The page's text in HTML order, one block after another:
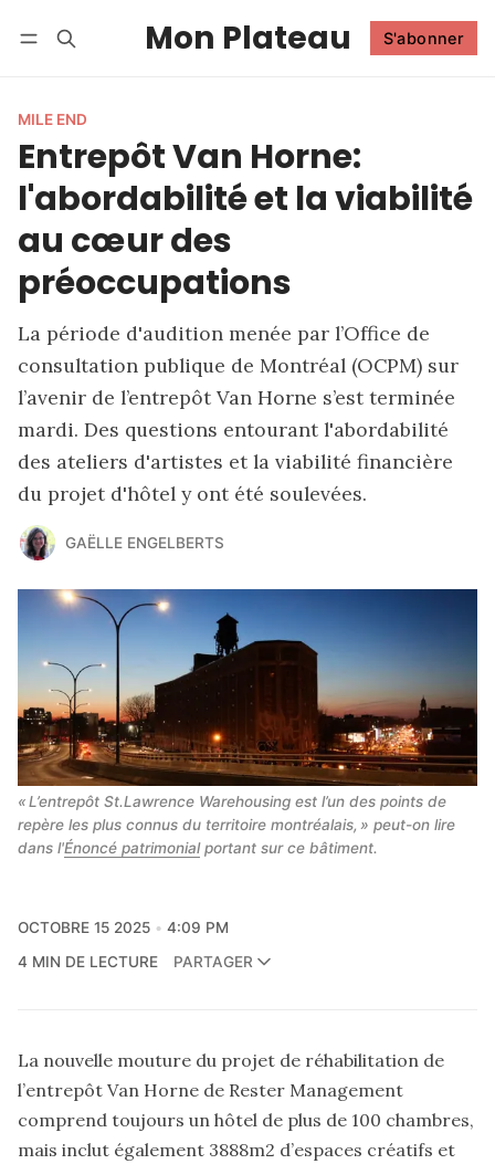
Mon Plateau S'abonner
MILE END
Entrepôt Van Horne:
l'abordabilité et la viabilité
au cœur des
préoccupations
La période d'audition menée par l’Office de
consultation publique de Montréal (OCPM) sur
l’avenir de l’entrepôt Van Horne s’est terminée
mardi. Des questions entourant l'abordabilité
des ateliers d'artistes et la viabilité financière
du projet d'hôtel y ont été soulevées.
GAËLLE ENGELBERTS
« L’entrepôt St.Lawrence Warehousing est l’un des points de
repère les plus connus du territoire montréalais, » peut-on lire
dans l'Énoncé patrimonial portant sur ce bâtiment.
OCTOBRE 15 2025
4:09 PM
4 MIN DE LECTURE
PARTAGER
La nouvelle mouture du projet de réhabilitation de
l’entrepôt Van Horne de Rester Management
comprend toujours un hôtel de plus de 100 chambres,
mais inclut également 3888m2 d’espaces créatifs et